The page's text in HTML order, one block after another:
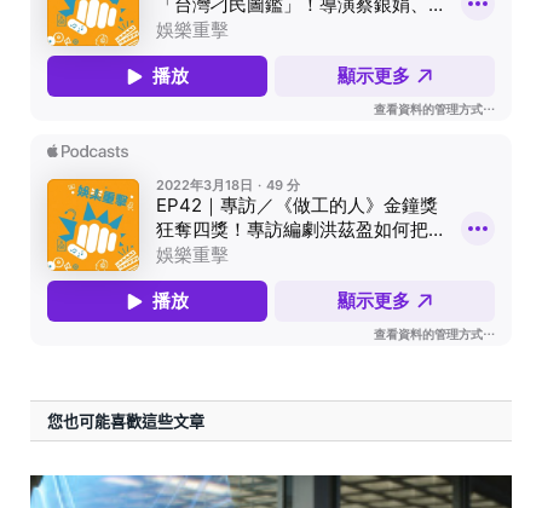
您也可能喜歡這些文章